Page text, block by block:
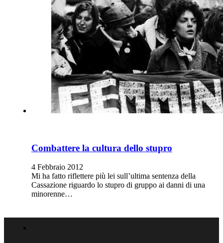
Combattere la cultura dello stupro
4 Febbraio 2012
Mi ha fatto riflettere più lei sull’ultima sentenza della
Cassazione riguardo lo stupro di gruppo ai danni di una
minorenne…